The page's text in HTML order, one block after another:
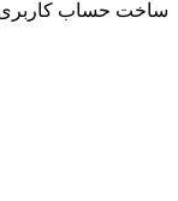
ساخت حساب